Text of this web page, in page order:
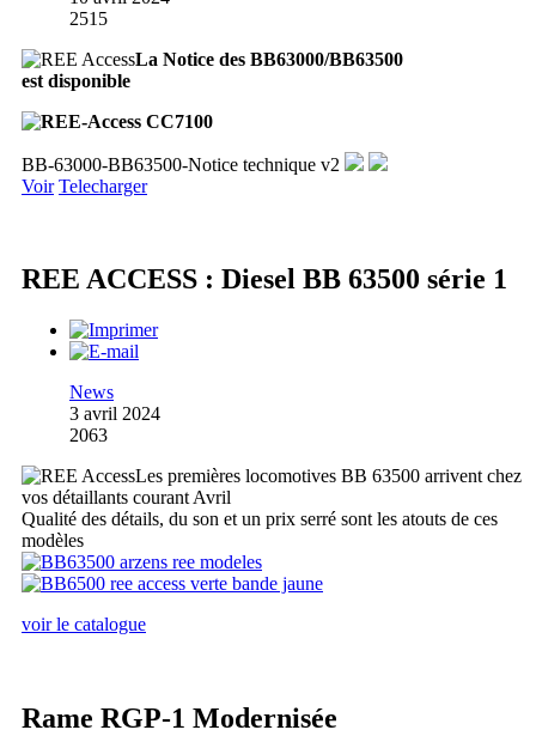
2515
La Notice des BB63000/BB63500
est disponible
BB-63000-BB63500-Notice technique v2
Voir Telecharger
REE ACCESS : Diesel BB 63500 série 1
News
3 avril 2024
2063
Les premières locomotives BB 63500 arrivent chez
vos détaillants courant Avril
Qualité des détails, du son et un prix serré sont les atouts de ces
modèles
voir le catalogue
Rame RGP-1 Modernisée